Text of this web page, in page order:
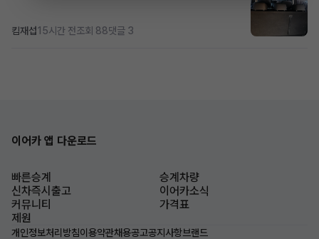
킴재섭15시간 전조회 88댓글 3
이어카 앱 다운로드
빠른승계
승계차량
신차즉시출고
이어카소식
커뮤니티
가격표
제원
개인정보처리방침이용약관채용공고공지사항브랜드